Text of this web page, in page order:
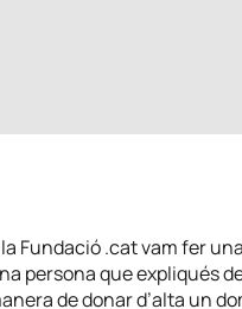
Fundació .cat vam fer
persona que expliqués
de donar d’alta un